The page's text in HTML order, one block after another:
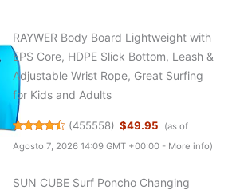
RAYWER Body Board Lightweight with
EPS Core, HDPE Slick Bottom, Leash &
Adjustable Wrist Rope, Great Surfing
for Kids and Adults
(455558) $49.95
(as of
Agosto 7, 2026 14:09 GMT +00:00 - More info)
SUN CUBE Surf Poncho Changing